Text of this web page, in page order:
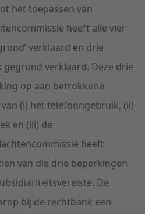
het toepassen van
heeft alle vier
verklaard en drie
verklaard. Deze drie
op aan betrokkene
(i) het telefoongebruik, (ii)
en (iii) de
heeft
van die drie beperkingen
De
bij de rechtbank een